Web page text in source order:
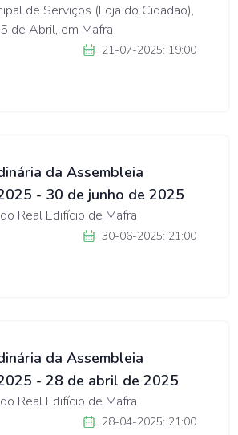
de Serviços (Loja do Cidadão),
de Abril, em Mafra
21-07-2025: 19:00
da Assembleia
- 30 de junho de 2025
Real Edifício de Mafra
30-06-2025: 21:00
da Assembleia
- 28 de abril de 2025
Real Edifício de Mafra
28-04-2025: 21:00